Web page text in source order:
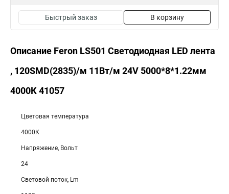
Быстрый заказ В корзину
Описание Feron LS501 Светодиодная LED лента
, 120SMD(2835)/м 11Вт/м 24V 5000*8*1.22мм
4000К 41057
Цветовая температура
4000К
Напряжение, Вольт
24
Световой поток, Lm